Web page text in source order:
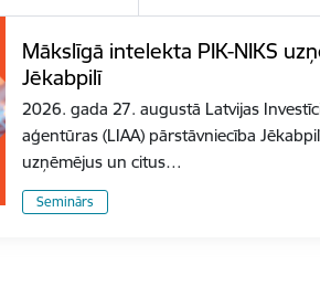
Mākslīgā intelekta PIK-NIKS
Jēkabpilī
2026. gada 27. augustā Latvijas
aģentūras (LIAA) pārstāvniecība
uzņēmējus un citus…
Seminārs